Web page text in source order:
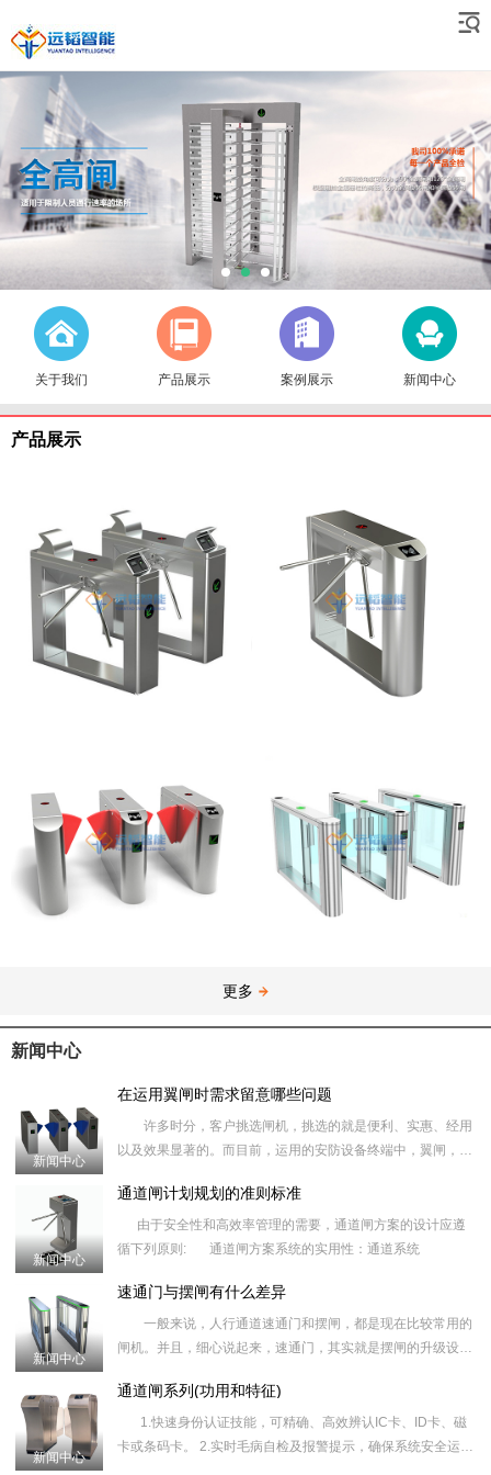
关于我们 产品展示 案例展示 新闻中心
产品展示
桥式直角指纹三辊闸
更多
新闻中心
新闻中心
在运用翼闸时需求留意哪些问题
许多时分，客户挑选闸机，挑选的就是便利、实惠、经用
以及效果显著的。而目前，运用的安防设备终端中，翼闸，是
新闻中心
通道闸计划规划的准则标准
由于安全性和高效率管理的需要，通道闸方案的设计应遵
循下列原则: 通道闸方案系统的实用性：通道系统
新闻中心
速通门与摆闸有什么差异
一般来说，人行通道速通门和摆闸，都是现在比较常用的
闸机。并且，细心说起来，速通门，其实就是摆闸的升级设
新闻中心
通道闸系列(功用和特征)
1.快速身份认证技能，可精确、高效辨认IC卡、ID卡、磁
卡或条码卡。 2.实时毛病自检及报警提示，确保系统安全运